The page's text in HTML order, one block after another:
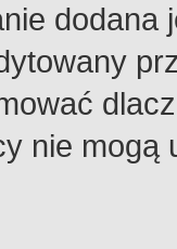
dodana
nie